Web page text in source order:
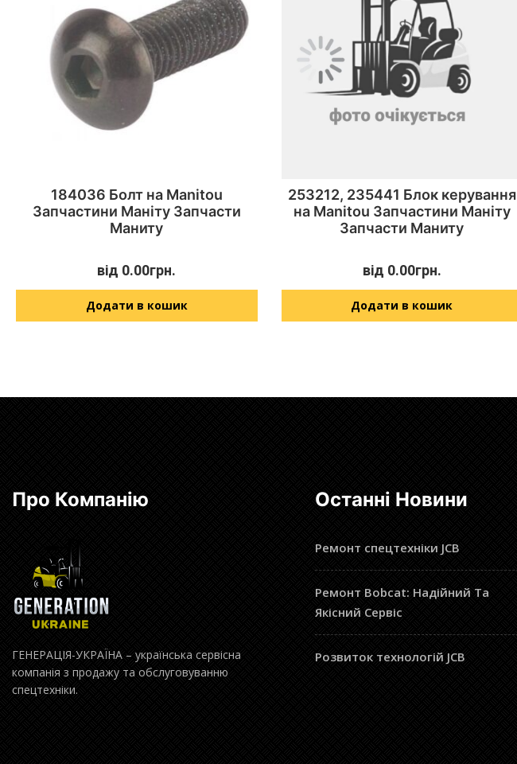
184036 Болт на Manitou
Запчастини Маніту Запчасти
Маниту
від 0.00грн.
Додати в кошик
253212, 235441 Блок керування
на Manitou Запчастини Маніту
Запчасти Маниту
від 0.00грн.
Додати в кошик
Про Компанію
ГЕНЕРАЦІЯ-УКРАЇНА – українська сервісна
компанія з продажу та обслуговуванню
спецтехніки.
Останні Новини
Ремонт спецтехніки JCB
Ремонт Bobcat: Надійний Та
Якісний Сервіс
Розвиток технологій JCB